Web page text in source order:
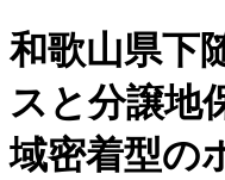
和歌山県下
スと分譲地
域密着型の